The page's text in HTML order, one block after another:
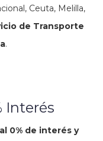
Ceuta, Melilla,
de Transporte
.
Interés
0% de interés y